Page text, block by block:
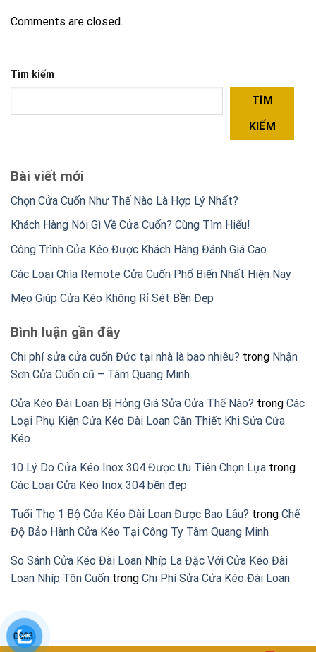
Comments are closed.
Tìm kiếm
TÌM
KIẾM
Bài viết mới
Chọn Cửa Cuốn Như Thế Nào Là Hợp Lý Nhất?
Khách Hàng Nói Gì Về Cửa Cuốn? Cùng Tìm Hiểu!
Công Trình Cửa Kéo Được Khách Hàng Đánh Giá Cao
Các Loại Chìa Remote Cửa Cuốn Phổ Biến Nhất Hiện Nay
Mẹo Giúp Cửa Kéo Không Rỉ Sét Bền Đẹp
Bình luận gần đây
Chi phí sửa cửa cuốn Đức tại nhà là bao nhiêu? trong Nhận
Sơn Cửa Cuốn cũ – Tâm Quang Minh
Cửa Kéo Đài Loan Bị Hỏng Giá Sửa Cửa Thế Nào? trong Các
Loại Phụ Kiện Cửa Kéo Đài Loan Cần Thiết Khi Sửa Cửa
Kéo
10 Lý Do Cửa Kéo Inox 304 Được Ưu Tiên Chọn Lựa trong
Các Loại Cửa Kéo Inox 304 bền đẹp
Tuổi Thọ 1 Bộ Cửa Kéo Đài Loan Được Bao Lâu? trong Chế
Độ Bảo Hành Cửa Kéo Tại Công Ty Tâm Quang Minh
So Sánh Cửa Kéo Đài Loan Nhíp La Đặc Với Cửa Kéo Đài
Loan Nhíp Tôn Cuốn trong Chi Phí Sửa Cửa Kéo Đài Loan
0903